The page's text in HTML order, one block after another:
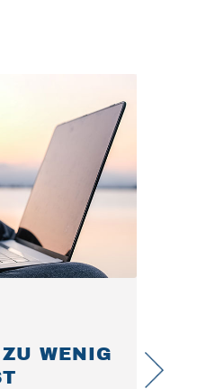
WENIG